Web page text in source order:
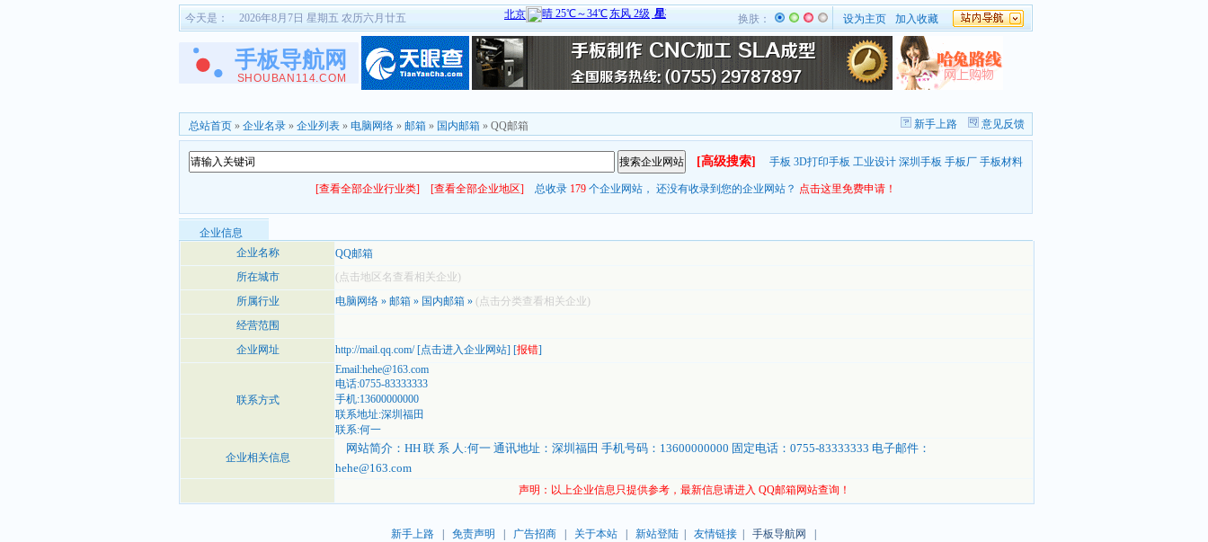
今天是： 2026年8月7日 星期五 农历六月廿五 换肤： 设为主页 加入收藏
总站首页 » 企业名录 » 企业列表 » 电脑网络 » 邮箱 » 国内邮箱 » QQ邮箱 新手上路 意见反馈
[高级搜索] 手板 3D打印手板 工业设计 深圳手板 手板厂 手板材料
[查看全部企业行业类] [查看全部企业地区] 总收录 179 个企业网站， 还没有收录到您的企业网站？ 点击这里免费申请！
企业信息
企业名称
QQ邮箱
所在城市
(点击地区名查看相关企业)
所属行业
电脑网络 » 邮箱 » 国内邮箱 » (点击分类查看相关企业)
经营范围
企业网址
http://mail.qq.com/[点击进入企业网站] [报错]
联系方式
Email:hehe@163.com
电话:0755-83333333
手机:13600000000
联系地址:深圳福田
联系:何一
企业相关信息
网站简介：HH 联 系 人:何一 通讯地址：深圳福田 手机号码：13600000000 固定电话：0755-83333333 电子邮件：
hehe@163.com
声明：以上企业信息只提供参考，最新信息请进入 QQ邮箱网站查询！
新手上路| 免责声明 广告招商| 关于本站| 新站登陆| 友情链接| 手板导航网 |